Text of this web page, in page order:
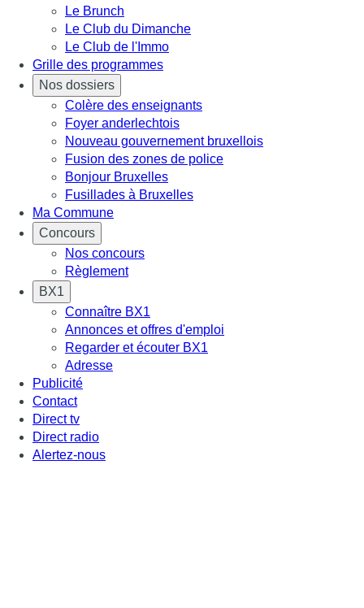
Le Brunch
Le Club du Dimanche
Le Club de l'Immo
Grille des programmes
Nos dossiers
Colère des enseignants
Foyer anderlechtois
Nouveau gouvernement bruxellois
Fusion des zones de police
Bonjour Bruxelles
Fusillades à Bruxelles
Ma Commune
Concours
Nos concours
Règlement
BX1
Connaître BX1
Annonces et offres d'emploi
Regarder et écouter BX1
Adresse
Publicité
Contact
Direct tv
Direct radio
Alertez-nous